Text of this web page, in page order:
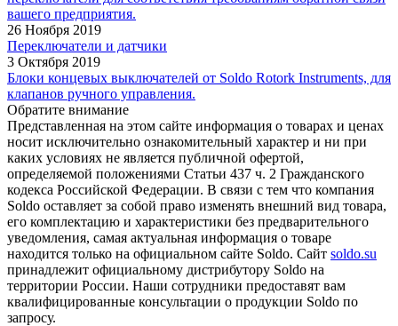
вашего предприятия.
26 Ноября 2019
Переключатели и датчики
3 Октября 2019
Блоки концевых выключателей от Soldo Rotork Instruments, для
клапанов ручного управления.
Обратите внимание
Представленная на этом сайте информация о товарах и ценах
носит исключительно ознакомительный характер и ни при
каких условиях не является публичной офертой,
определяемой положениями Статьи 437 ч. 2 Гражданского
кодекса Российской Федерации. В связи с тем что компания
Soldo оставляет за собой право изменять внешний вид товара,
его комплектацию и характеристики без предварительного
уведомления, самая актуальная информация о товаре
находится только на официальном сайте Soldo. Сайт soldo.su
принадлежит официальному дистрибутору Soldo на
территории России. Наши сотрудники предоставят вам
квалифицированные консультации о продукции Soldo по
запросу.